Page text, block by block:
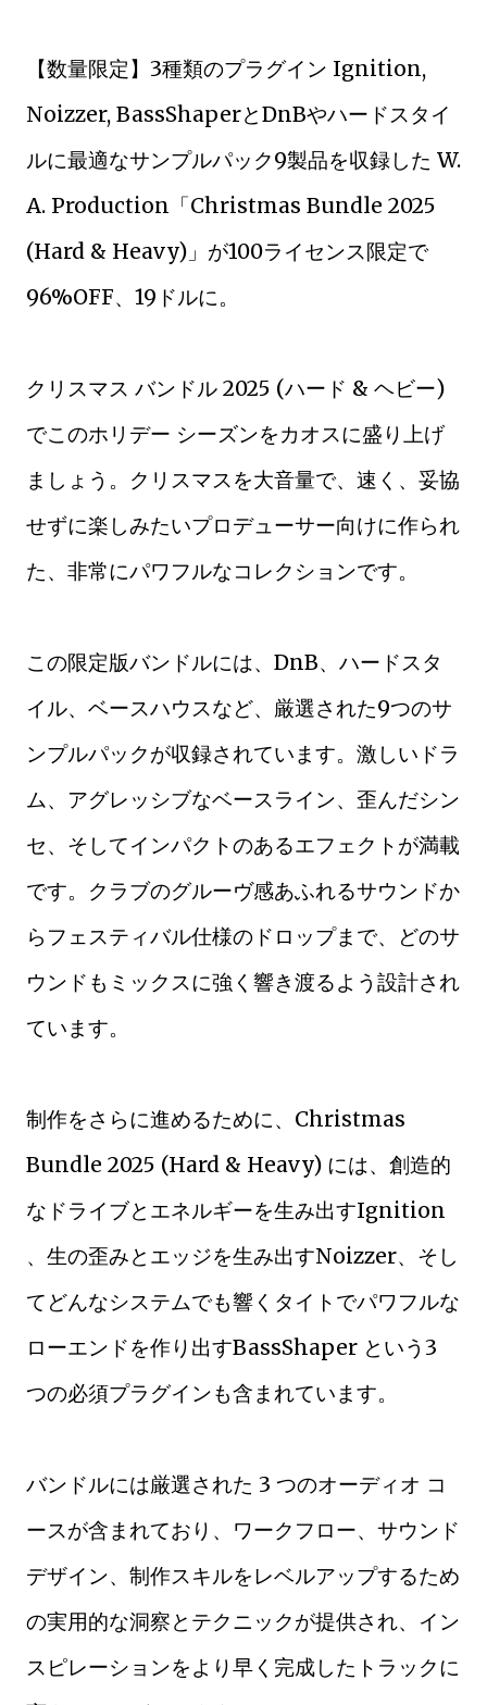
【数量限定】3種類のプラグイン Ignition,
Noizzer, BassShaperとDnBやハードスタイ
ルに最適なサンプルパック9製品を収録した W.
A. Production「Christmas Bundle 2025
(Hard & Heavy)」が100ライセンス限定で
96%OFF、19ドルに。
クリスマス バンドル 2025 (ハード & ヘビー)
でこのホリデー シーズンをカオスに盛り上げ
ましょう。クリスマスを大音量で、速く、妥協
せずに楽しみたいプロデューサー向けに作られ
た、非常にパワフルなコレクションです。
この限定版バンドルには、DnB、ハードスタ
イル、ベースハウスなど、厳選された9つのサ
ンプルパックが収録されています。激しいドラ
ム、アグレッシブなベースライン、歪んだシン
セ、そしてインパクトのあるエフェクトが満載
です。クラブのグルーヴ感あふれるサウンドか
らフェスティバル仕様のドロップまで、どのサ
ウンドもミックスに強く響き渡るよう設計され
ています。
制作をさらに進めるために、Christmas
Bundle 2025 (Hard & Heavy) には、創造的
なドライブとエネルギーを生み出すIgnition
、生の歪みとエッジを生み出すNoizzer、そし
てどんなシステムでも響くタイトでパワフルな
ローエンドを作り出すBassShaper という3
つの必須プラグインも含まれています。
バンドルには厳選された 3 つのオーディオ コ
ースが含まれており、ワークフロー、サウンド
デザイン、制作スキルをレベルアップするため
の実用的な洞察とテクニックが提供され、イン
スピレーションをより早く完成したトラックに